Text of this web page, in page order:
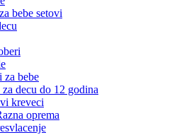
bebe setovi
za bebe
decu do 12 godina
kreveci
oprema